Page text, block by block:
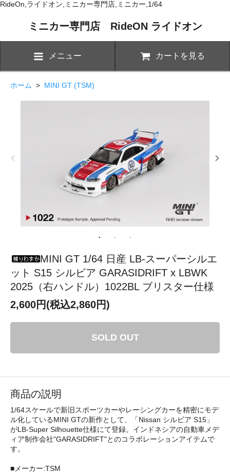
RideOn,ライドオン,ミニカー専門店,ミニカー,1/64
ミニカー専門店 RideON ライドオン
メニュー カートを見る
ホーム > MINI GT (TSM)
MINI GT 1/64 日産 LB-スーパーシルエ
ット S15 シルビア GARASIDRIFT x LBWK
2025（右ハンドル）1022BL ブリスター仕様
2,600円(税込2,860円)
SOLD OUT
商品の説明
1/64スケールで新旧スポーツカーやレーシングカーを精密にモデ
ル化しているMINI GTの新作として、「Nissan シルビア S15」
がLB-Super Silhouette仕様にて登録。インドネシアの自動車メデ
ィア制作会社"GARASIDRIFT"とのコラボレーションアイテムで
す。
■メーカー:TSM